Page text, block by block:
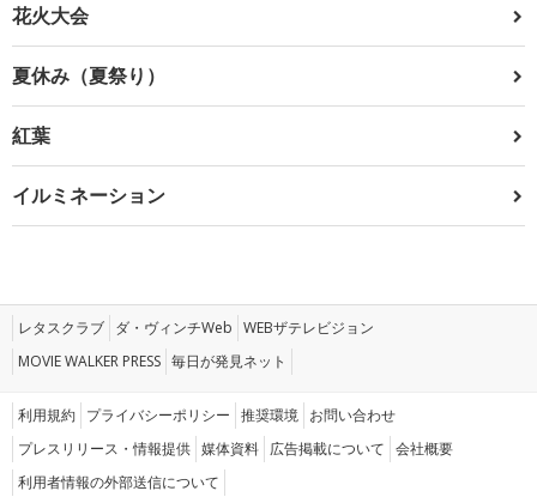
花火大会
夏休み（夏祭り）
紅葉
イルミネーション
レタスクラブ ダ・ヴィンチWeb WEBザテレビジョン
MOVIE WALKER PRESS 毎日が発見ネット
利用規約 プライバシーポリシー 推奨環境 お問い合わせ
プレスリリース・情報提供 媒体資料 広告掲載について 会社概要
利用者情報の外部送信について